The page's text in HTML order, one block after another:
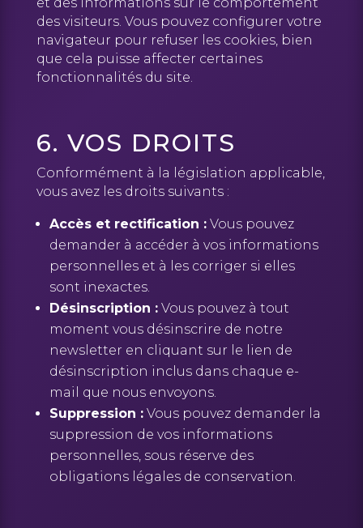
des visiteurs. Vous pouvez configurer votre
navigateur pour refuser les cookies, bien
que cela puisse affecter certaines
fonctionnalités du site.
6. VOS DROITS
Conformément à la législation applicable,
vous avez les droits suivants :
Accès et rectification :Vous pouvez
demander à accéder à vos informations
personnelles et à les corriger si elles
sont inexactes.
Désinscription :Vous pouvez à tout
moment vous désinscrire de notre
newsletter en cliquant sur le lien de
désinscription inclus dans chaque e-
mail que nous envoyons.
Suppression :Vous pouvez demander la
suppression de vos informations
personnelles, sous réserve des
obligations légales de conservation.